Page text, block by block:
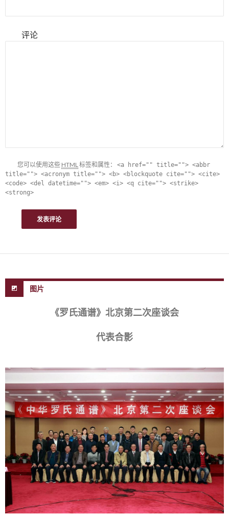
评论
您可以使用这些 HTML标签和属性： <a href="" title=""> <abbr
title=""> <acronym title=""> <b> <blockquote cite=""> <cite>
<code> <del datetime=""> <em> <i> <q cite=""> <strike>
<strong>
图片
《罗氏通谱》北京第二次座谈会
代表合影